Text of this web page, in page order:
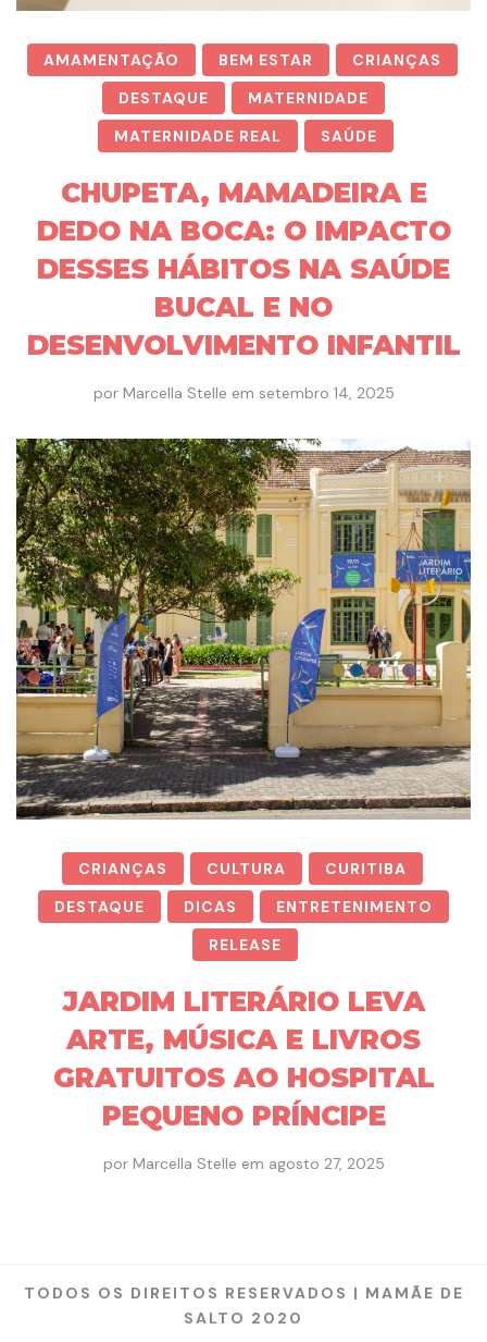
AMAMENTAÇÃO BEM ESTAR
CRIANÇAS
DESTAQUE
MATERNIDADE
MATERNIDADE REAL
SAÚDE
CHUPETA, MAMADEIRA E
DEDO NA BOCA: O IMPACTO
DESSES HÁBITOS NA SAÚDE
BUCAL E NO
DESENVOLVIMENTO INFANTIL
por Marcella Stelle em setembro 14, 2025
CRIANÇAS CULTURA
CURITIBA
DESTAQUE
DICAS
ENTRETENIMENTO
RELEASE
JARDIM LITERÁRIO LEVA
ARTE, MÚSICA E LIVROS
GRATUITOS AO HOSPITAL
PEQUENO PRÍNCIPE
por Marcella Stelle em agosto 27, 2025
TODOS OS DIREITOS RESERVADOS | MAMÃE DE
SALTO 2020